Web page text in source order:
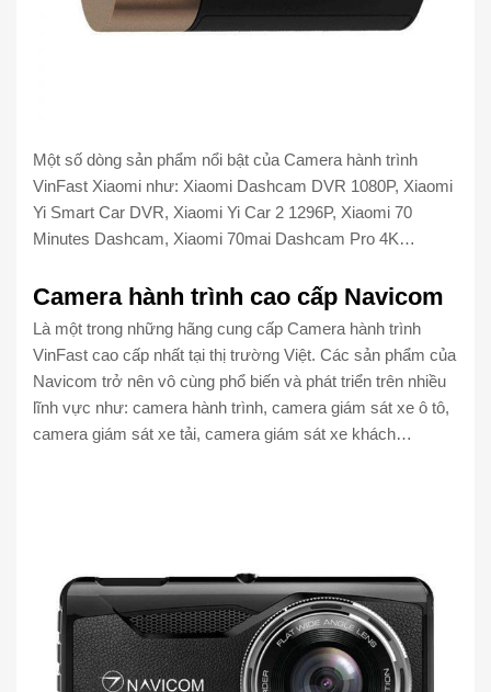
Một số dòng sản phẩm nổi bật của Camera hành trình
VinFast Xiaomi như: Xiaomi Dashcam DVR 1080P, Xiaomi
Yi Smart Car DVR, Xiaomi Yi Car 2 1296P, Xiaomi 70
Minutes Dashcam, Xiaomi 70mai Dashcam Pro 4K…
Camera hành trình cao cấp Navicom
Là một trong những hãng cung cấp Camera hành trình
VinFast cao cấp nhất tại thị trường Việt. Các sản phẩm của
Navicom trở nên vô cùng phổ biến và phát triển trên nhiều
lĩnh vực như: camera hành trình, camera giám sát xe ô tô,
camera giám sát xe tải, camera giám sát xe khách…